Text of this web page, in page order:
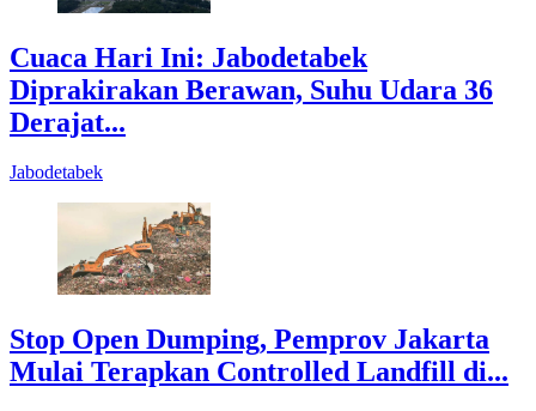
Cuaca Hari Ini: Jabodetabek
Diprakirakan Berawan, Suhu Udara 36
Derajat...
Jabodetabek
Stop Open Dumping, Pemprov Jakarta
Mulai Terapkan Controlled Landfill di...